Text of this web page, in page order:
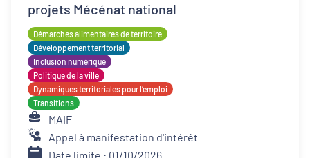
projets Mécénat national
Démarches alimentaires de territoire
Développement territorial
Inclusion numérique
Politique de la ville
Dynamiques territoriales pour l’emploi
Transitions
MAIF
Appel à manifestation d'intérêt
Date limite : 01/10/2026